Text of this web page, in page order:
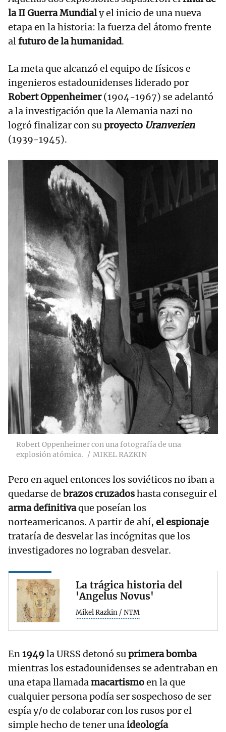
la II Guerra Mundialy el inicio de una nueva
etapa en la historia: la fuerza del átomo frente
alfuturo de la humanidad.
La meta que alcanzó el equipo de físicos e
ingenieros estadounidenses liderado por
Robert Oppenheimer(1904-1967) se adelantó
a la investigación que la Alemania nazi no
logró finalizar con suproyecto Uranverien
(1939-1945).
Robert Oppenheimer con una fotografía de una
explosión atómica.
MIKEL RAZKIN
Pero en aquel entonces los soviéticos no iban a
quedarse de brazos cruzadoshasta conseguir el
arma definitivaque poseían los
norteamericanos. A partir de ahí, el espionaje
trataría de desvelar las incógnitas que los
investigadores no lograban desvelar.
La trágica historia del
'Angelus Novus'
Mikel Razkin / NTM
En1949la URSS detonó suprimera bomba
mientras los estadounidenses se adentraban en
una etapa llamadamacartismoen la que
cualquier persona podía ser sospechoso de ser
espía y/o de colaborar con los rusos por el
simple hecho de tener unaideología